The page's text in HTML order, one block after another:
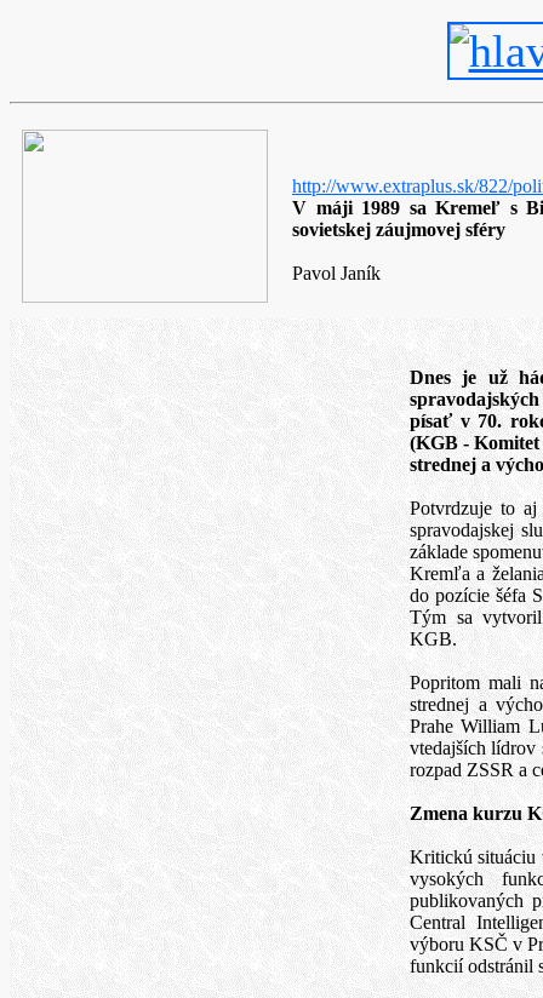
http://www.extraplus.sk/822/
V máji 1989 sa Kremeľ s
sovietskej záujmovej sféry
Pavol Janík
Dnes je už
písať v 70.
(KGB - Komitet
strednej a
Potvrdzuje to
spravodajskej
základe
Kremľa a
do pozície šéfa
Tým sa
KGB.
Popritom mali
strednej a
Prahe William
vtedajších lídrov
rozpad ZSSR a
Zmena kurzu
Kritickú situáciu
vysokých
publikovaných
Central
výboru KSČ v
funkcií odstránil